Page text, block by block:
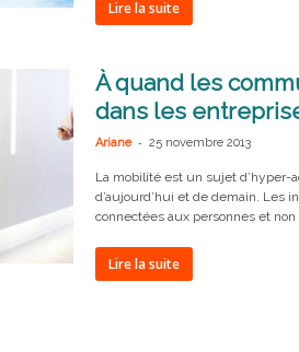
Lire la suite
À quand les
dans les
Ariane - 25 novembre 2013
La mobilité est un sujet d’hyper-
d’aujourd’hui et de demain. Les
connectées aux personnes et non
Lire la suite